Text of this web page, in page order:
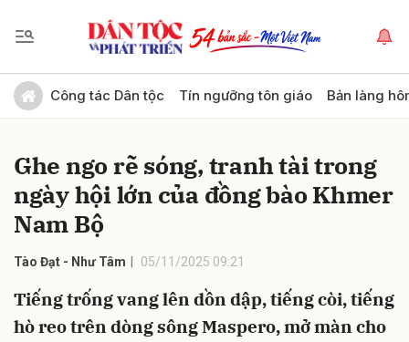
Công tác Dân tộc Tín ngưỡng tôn giáo Bản làng
Ghe ngo rẽ sóng, tranh tài trong
ngày hội lớn của đồng bào Khmer
Nam Bộ
Tào Đạt - Như Tâm 05/11/2025 09:21
Tiếng trống vang lên dồn dập, tiếng còi, tiếng
hò reo trên dòng sông Maspero, mở màn cho
Gửi bình luận